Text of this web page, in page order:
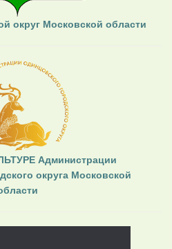
округ Московской области
Администрации
округа Московской